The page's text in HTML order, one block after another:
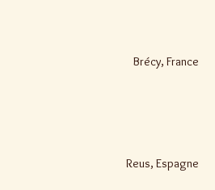
Brécy, France
Reus, Espagne